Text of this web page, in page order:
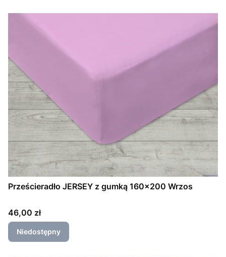
Prześcieradło JERSEY z gumką 160x200 Wrzos
Cena
46,00 zł
Niedostępny